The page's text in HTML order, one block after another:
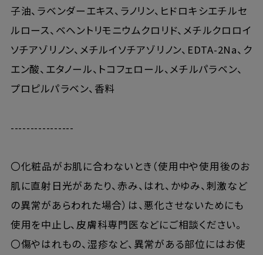
子油、ラベンダーエキス、ラノリン、ヒドロキシエチルセ
ルロース、ベヘントリモニウムクロリド、メチルクロロイ
ソチアゾリノン、メチルイソチアゾリノン、EDTA-2Na、ク
エン酸、エタノール、トコフェロール、メチルパラベン、
プロピルパラベン、香料
----------------
〇化粧品がお肌に合わないとき（使用中や使用後のお
肌に直射日光があたり、赤み、はれ、かゆみ、刺激など
の異常があらわれた場合）は、悪化させないためにも
使用を中止し、皮膚科専門医などにご相談ください。
〇傷やはれもの、湿疹など、異常がある部位にはお使